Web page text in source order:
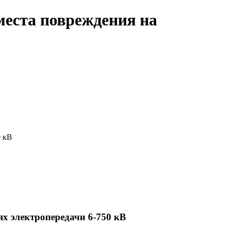
повреждения на
кВ
электропередачи 6-750 кВ